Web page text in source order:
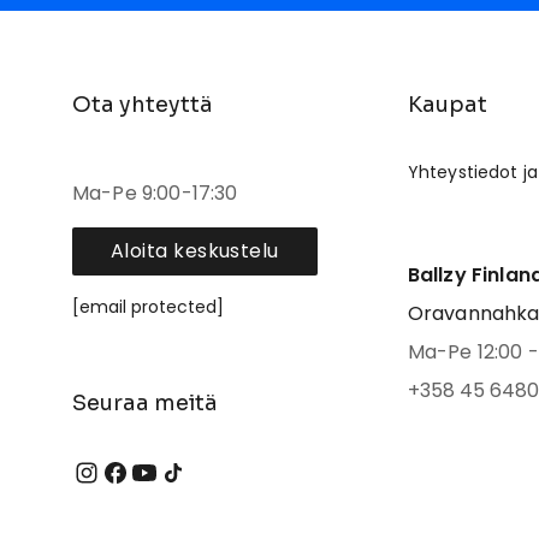
Ota yhteyttä
Ma-Pe 9:00-17:30
Aloita keskustelu
[email protected]
Seuraa meitä
Kaupat
Yhteystiedot
Ballzy
Ma-Pe 12:00 -
+358 45